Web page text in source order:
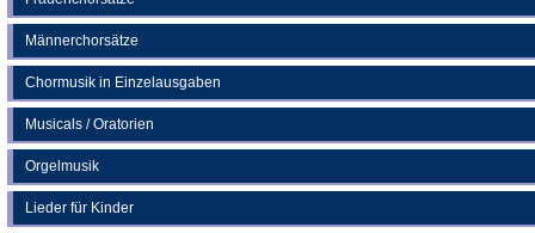
Männerchorsätze
Chormusik in Einzelausgaben
Musicals / Oratorien
Orgelmusik
Lieder für Kinder